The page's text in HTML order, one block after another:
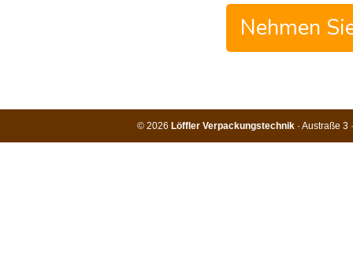
Nehmen
© 2026 Löffler Verpackungstechnik· Austraße 3